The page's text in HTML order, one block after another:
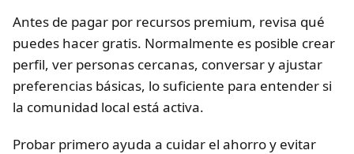
Antes de pagar por recursos premium, revisa qué
puedes hacer gratis. Normalmente es posible crear
perfil, ver personas cercanas, conversar y ajustar
preferencias básicas, lo suficiente para entender si
la comunidad local está activa.
Probar primero ayuda a cuidar el ahorro y evitar